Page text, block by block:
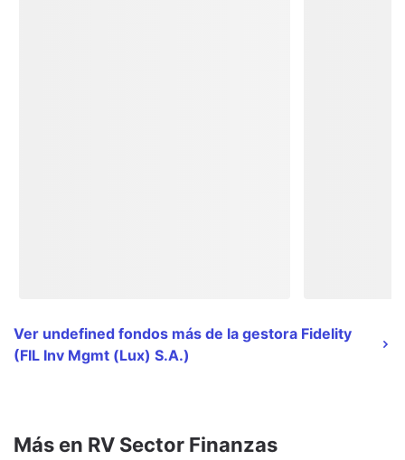
Ver undefined fondos más de la gestora Fidelity
(FIL Inv Mgmt (Lux) S.A.)
Más en RV Sector Finanzas